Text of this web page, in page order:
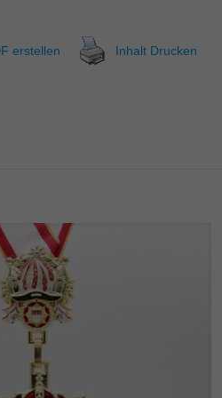
erstellen Inhalt Drucken